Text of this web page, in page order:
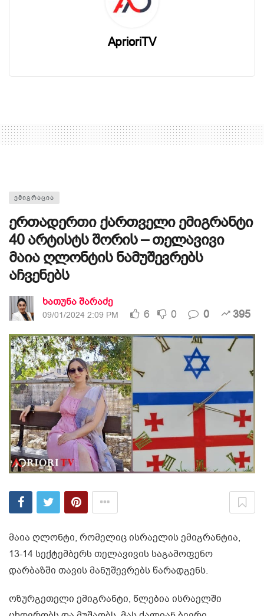
AprioriTV
ᲔᲛᲘᲒᲠᲐᲪᲘᲐ
ერთადერთი ქართველი ემიგრანტი
40 არტისტს შორის – თელავივი
მაია ღლონტის ნამუშევრებს
აჩვენებს
ხათუნა შარაძე
09/01/2024 2:09 PM 6 0 0 395
მაია ღლონტი, რომელიც ისრაელის ემიგრანტია,
13-14 სექტემბერს თელავივის საგამოფენო
დარბაზში თავის მანუშევრებს წარადგენს.
ოზურგეთელი ემიგრანტი, წლებია ისრაელში